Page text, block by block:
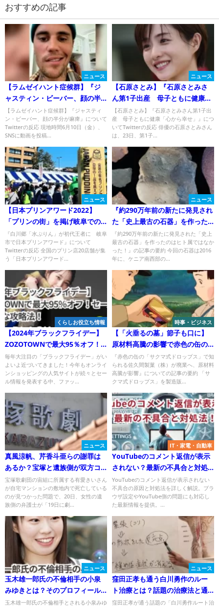
おすすめの記事
ニュース
【ラムゼイハント症候群】『ジ
ャスティン・ビーバー、顔の半
分が麻痺』についてTwitterの反
応
【ラムゼイハント症候群】『ジャスティ
ン・ビーバー、顔の半分が麻痺』について
Twitterの反応 現地時間6月10日（金）、
SNSに動画を投稿...
ニュース
【石原さとみ】『石原さとみさ
ん第1子出産 母子ともに健康
「心から幸せ」』についてまと
め
【石原さとみ】『石原さとみさん第1子出
産 母子ともに健康「心から幸せ」』につ
いてTwitterの反応 俳優の石原さとみさん
は、23日、第1子...
ニュース
【日本プリンアワード2022】
「プリンの街」を掲げ岐阜での
ろし！白川郷「水ぷりん」が初
代王者に！
『白川郷「水ぷりん」が初代王者に 岐阜
市で日本プリンアワード』について
Twitterの反応 全国のプリン店20店舗が集
う「日本プリンアワード...
ニュース
『約290万年前の新たに発見され
た「史上最古の石器」を作った
のはヒト属ではなかった！』に
ついてTwitterの反応
『約290万年前の新たに発見された「史上
最古の石器」を作ったのはヒト属ではなか
った！』の記事の要約 今回の石器は2016
年に、ケニア南西部の...
くらしお役立ち情報
【2024年ブラックフライデー】
ZOZOTOWNで最大95％オフ！
セール情報＆お得な攻略法！
毎年大注目の「ブラックフライデー」がい
よいよ近づいてきました！今年もオンライ
ンショッピングの人気サイトが続々とセー
ル情報を発表する中、ファッ...
時事・ビジネス
【「火垂るの墓」節子も口に】
原材料高騰の影響で赤色の缶の
「サクマ式ドロップス」で知ら
れる佐久間製菓（株）が廃業へ
『赤色の缶の「サクマ式ドロップス」で知
られる佐久間製菓（株）が廃業へ、原材料
高騰が影響』についての記事の要約 「サ
クマ式ドロップス」を製造販...
ニュース
真風涼帆、芹香斗亜らの謝罪は
あるか？宝塚と遺族側が双方コ
メント全文！
宝塚歌劇団の宙組に所属する有愛きいさん
が自宅マンションの敷地内で死亡している
のが見つかった問題で、20日、女性の遺
族側の弁護士が「19日に劇...
IT・家電・自動車
YouTubeのコメント返信が表示
されない？最新の不具合と対処
法！
YouTubeのコメント返信が表示されない
不具合の原因と対処法を詳しく解説。ブラ
ウザ設定やYouTube側の問題にも対応し
た最新情報を提供。...
ニュース
玉木雄一郎氏の不倫相手の小泉
みゆきとは？そのプロフィール
と経歴に迫る！
玉木雄一郎氏の不倫相手とされる小泉みゆ
ニュース
窪田正孝も通う白川勇作のルー
ト治療とは？話題の治療法と通
う芸能人を徹底解説
窪田正孝が通う話題の「白川勇作ルート治